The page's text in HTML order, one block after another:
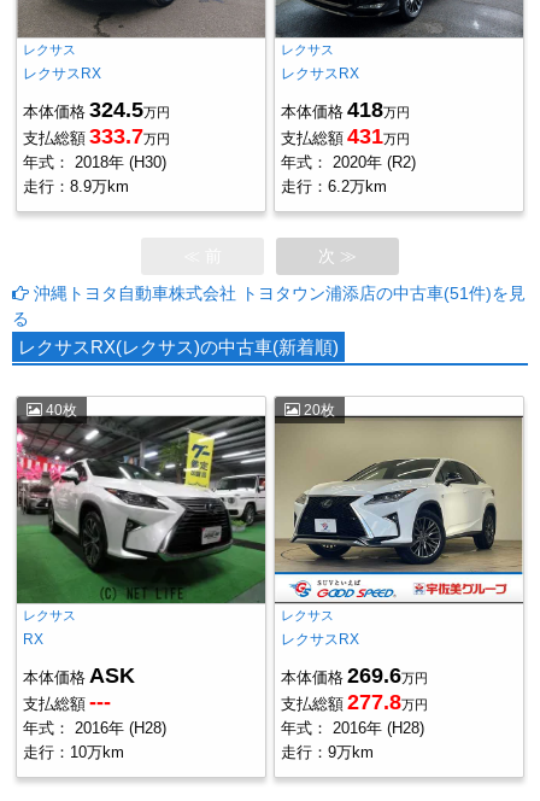
レクサス
レクサスRX
本体価格 324.5万円
支払総額 333.7万円
年式：
2018年 (H30)
走行： 8.9万km
レクサス
レクサスRX
本体価格 418万円
支払総額 431万円
年式：
2020年 (R2)
走行： 6.2万km
次 ≫
沖縄トヨタ自動車株式会社 トヨタウン浦添店の中古車(51件)を見
る
レクサスRX(レクサス)の中古車(新着順)
40枚
レクサス
RX
本体価格 ASK
支払総額 ---
年式：
2016年 (H28)
走行： 10万km
20枚
レクサス
レクサスRX
本体価格 269.6万円
支払総額 277.8万円
年式：
2016年 (H28)
走行： 9万km